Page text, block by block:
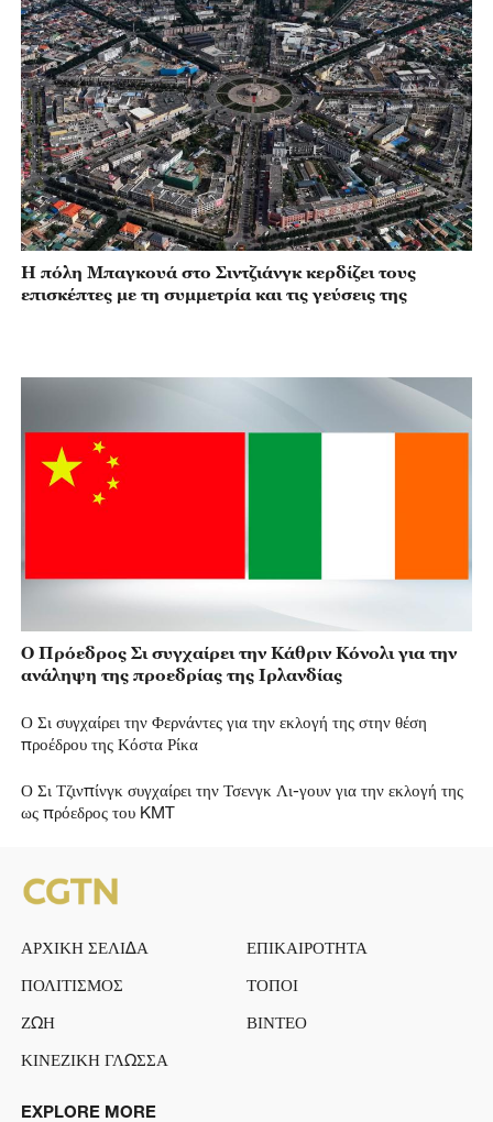
Η πόλη Μπαγκουά στο Σιντζιάνγκ κερδίζει τους
επισκέπτες με τη συμμετρία και τις γεύσεις της
Ο Πρόεδρος Σι συγχαίρει την Κάθριν Κόνολι για την
ανάληψη της προεδρίας της Ιρλανδίας
Ο Σι συγχαίρει την Φερνάντες για την εκλογή της στην θέση
προέδρου της Κόστα Ρίκα
Ο Σι Τζινπίνγκ συγχαίρει την Τσενγκ Λι-γουν για την εκλογή της
ως πρόεδρος του KMT
ΑΡΧΙΚΗ ΣΕΛΙΔΑ
ΕΠΙΚΑΙΡΟΤΗΤΑ
ΠΟΛΙΤΙΣΜΟΣ
ΤΟΠΟΙ
ΖΩΗ
ΒΙΝΤΕΟ
ΚΙΝΕΖΙΚΗ ΓΛΩΣΣΑ
EXPLORE MORE